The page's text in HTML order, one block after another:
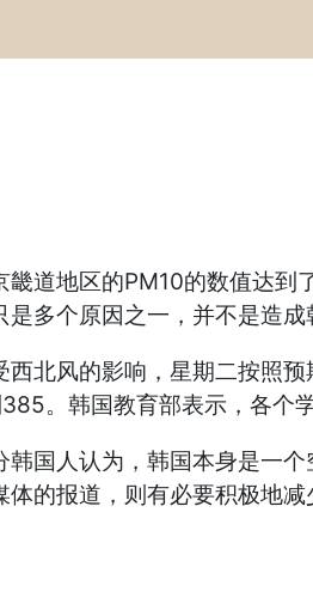
道地区的PM10的数值达
多个原因之一，并不是造成
北风的影响，星期二按照
。韩国教育部表示，各个
国人认为，韩国本身是一
的报道，则有必要积极地减